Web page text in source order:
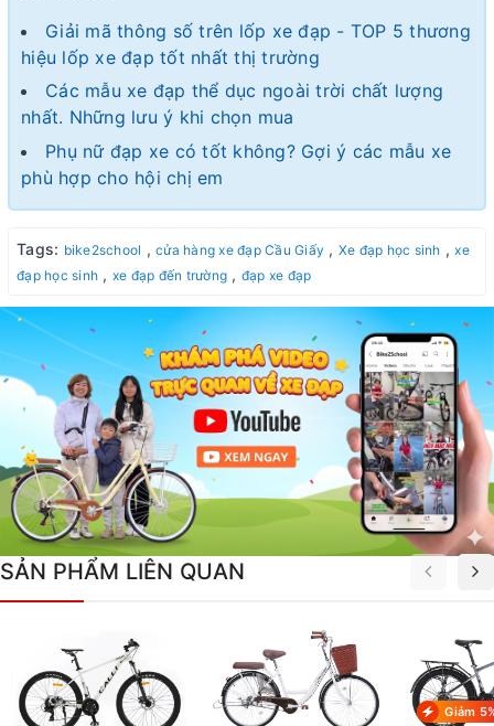
Giải mã thông số trên lốp xe đạp - TOP 5 thương
hiệu lốp xe đạp tốt nhất thị trường
Các mẫu xe đạp thể dục ngoài trời chất lượng
nhất. Những lưu ý khi chọn mua
Phụ nữ đạp xe có tốt không? Gợi ý các mẫu xe
phù hợp cho hội chị em
Tags: bike2school , cửa hàng xe đạp Cầu Giấy , Xe đạp học sinh ,xe
đạp học sinh , xe đạp đến trường , đạp xe đạp
SẢN PHẨM LIÊN QUAN
Giảm